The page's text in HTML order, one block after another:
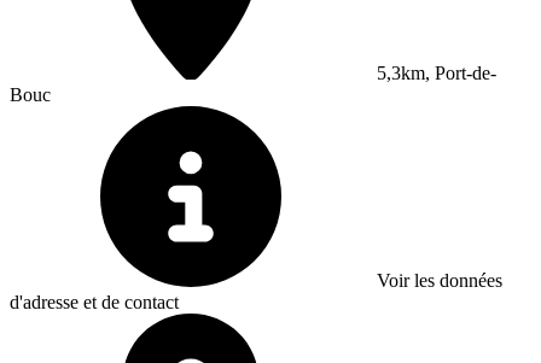
5,3km, Port-de-
Bouc
Voir les données
d'adresse et de contact